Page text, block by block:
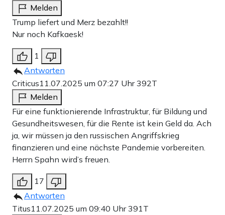
Melden
Trump liefert und Merz bezahlt!!
Nur noch Kafkaesk!
1
Antworten
Criticus11.07.2025 um 07:27 Uhr392T
Melden
Für eine funktionierende Infrastruktur, für Bildung und
Gesundheitswesen, für die Rente ist kein Geld da. Ach
ja, wir müssen ja den russischen Angriffskrieg
finanzieren und eine nächste Pandemie vorbereiten.
Herrn Spahn wird’s freuen.
17
Antworten
Titus11.07.2025 um 09:40 Uhr391T